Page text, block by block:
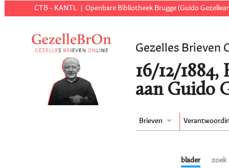
CTB - KANTL Openbare Bibliotheek Brugge (Guido
Gezelles Brieven
16/12/
aan Guido
Brieven
blader zoek